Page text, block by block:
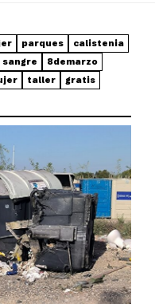
parques
calistenia
sangre
8demarzo
taller
gratis